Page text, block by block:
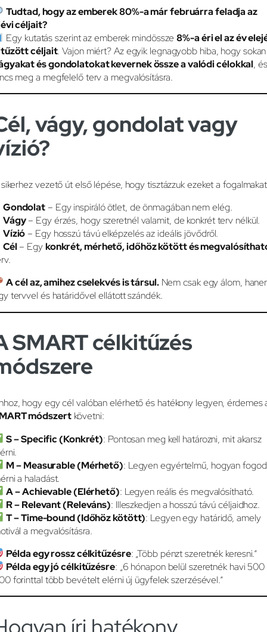
Tudtad, hogy az emberek 80%-a már februárra feladja az
céljait?
Egy kutatás szerint az emberek mindössze8%-a éri el az év
céljait. Vajon miért? Az egyik legnagyobb hiba, hogy sokan
és gondolatokat kevernek össze a valódi célokkal, és
meg a megfelelő terv a megvalósításra.
vágy, gondolat vagy
vezető út első lépése, hogy tisztázzuk ezeket a
Gondolat– Egy inspiráló ötlet, de önmagában nem elég.
Vágy– Egy érzés, hogy szeretnél valamit, de konkrét terv nélkül.
Vízió– Egy hosszú távú elképzelés az ideális jövődről.
Cél– Egykonkrét, mérhető, időhöz kötött és
A cél az, amihez cselekvés is társul.Nem csak egy álom,
tervvel és határidővel ellátott szándék.
SMART célkitűzés
hogy egy cél valóban elérhető és hatékony legyen, érdemes
módszertkövetni:
S – Specific (Konkrét): Pontosan meg kell határozni, mit akarsz
M – Measurable (Mérhető): Legyen egyértelmű, hogyan fogod
a haladást.
A – Achievable (Elérhető): Legyen reális és megvalósítható.
R – Relevant (Releváns): Illeszkedjen a hosszú távú céljaidhoz.
T – Time-bound (Időhöz kötött): Legyen egy határidő, amely
a megvalósításra.
Példa egy rossz célkitűzésre: „Több pénzt szeretnék keresni.”
Példa egy jó célkitűzésre: „6 hónapon belül szeretnék havi 500
forinttal több bevételt elérni új ügyfelek szerzésével.”